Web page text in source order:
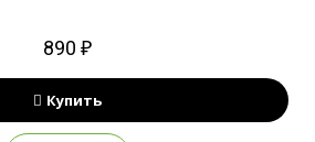
890 ₽
Купить